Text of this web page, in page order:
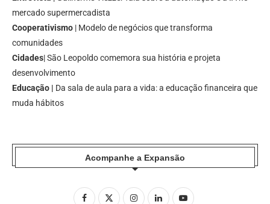
mercado supermercadista
Cooperativismo | Modelo de negócios que transforma
comunidades
Cidades| São Leopoldo comemora sua história e projeta
desenvolvimento
Educação | Da sala de aula para a vida: a educação financeira que
muda hábitos
Acompanhe a Expansão